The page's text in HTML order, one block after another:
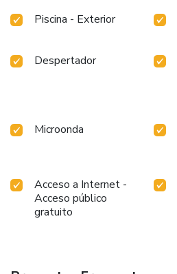
Piscina - Exterior
Despertador
Microonda
Acceso a Internet -
Acceso público
gratuito